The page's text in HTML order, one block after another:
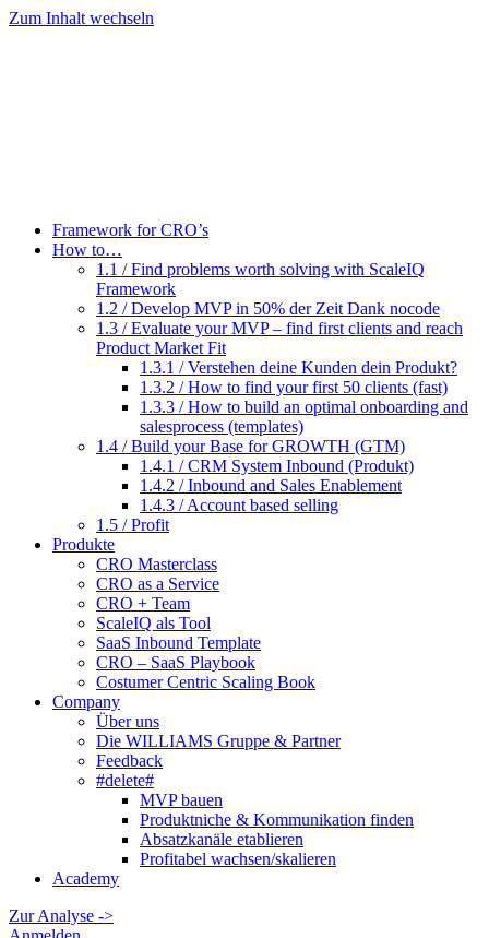
Zum Inhalt wechseln
Framework for CRO’s
How to…
1.1 / Find problems worth solving with ScaleIQ
Framework
1.2 / Develop MVP in 50% der Zeit Dank nocode
1.3 / Evaluate your MVP – find first clients and reach
Product Market Fit
1.3.1 / Verstehen deine Kunden dein Produkt?
1.3.2 / How to find your first 50 clients (fast)
1.3.3 / How to build an optimal onboarding and
salesprocess (templates)
1.4 / Build your Base for GROWTH (GTM)
1.4.1 / CRM System Inbound (Produkt)
1.4.2 / Inbound and Sales Enablement
1.4.3 / Account based selling
1.5 / Profit
Produkte
CRO Masterclass
CRO as a Service
CRO + Team
ScaleIQ als Tool
SaaS Inbound Template
CRO – SaaS Playbook
Costumer Centric Scaling Book
Company
Über uns
Die WILLIAMS Gruppe & Partner
Feedback
#delete#
MVP bauen
Produktniche & Kommunikation finden
Absatzkanäle etablieren
Profitabel wachsen/skalieren
Academy
Zur Analyse ->